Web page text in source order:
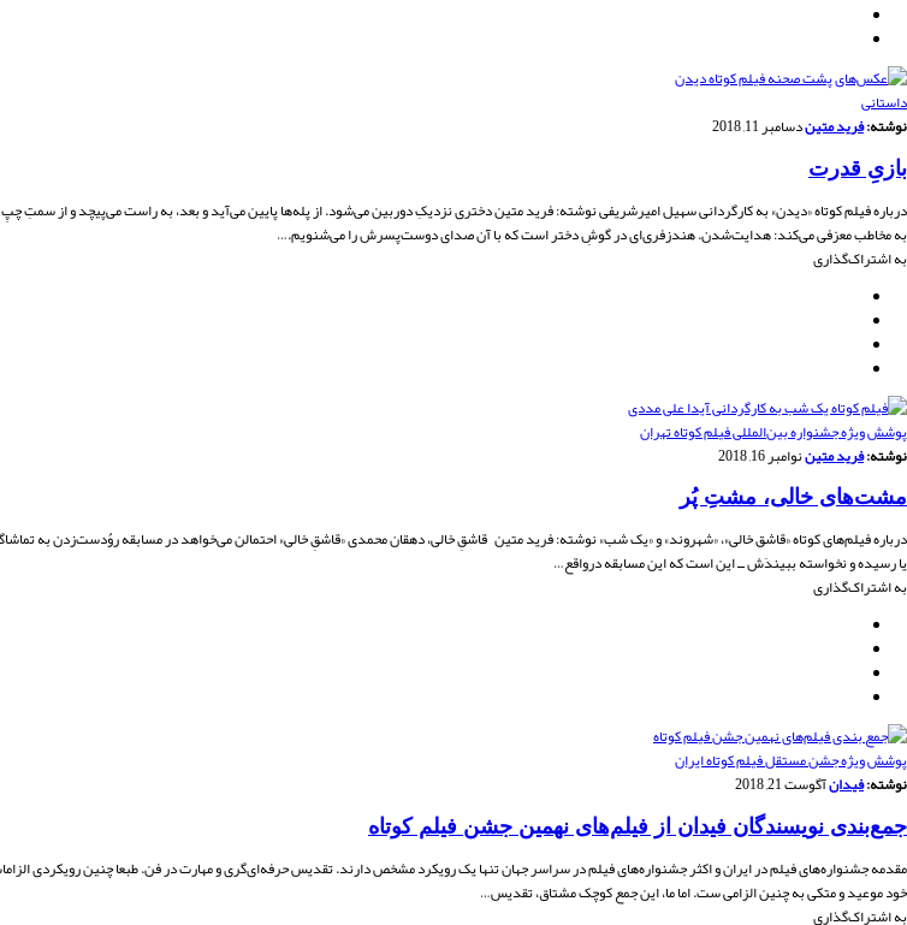
داستانی
نوشته:فرید متیندسامبر 11, 2018
بازیِ قدرت
درباره فیلم کوتاه «دیدن» به کارگردانی سهیل امیرشریفی نوشته: فرید متین دختری نزدیکِ دوربین می‌شود. از پله‌ها پایین می‌آید و بعد، به راست می‌پیچد و از
به مخاطب معرّفی می‌کند: هدایت‌شدن. هندزفری‌ای در گوشِ دختر است که با آن صدای دوست‌پسرش را می‌شنویم.…
به اشتراک‌گذاری
پوشش ویژه جشنواره بین‌المللی فیلم کوتاه تهران
نوشته:فرید متیننوامبر 16, 2018
مشت‌های خالی، مشتِ پُر
درباره فیلم‌های کوتاه «قاشق خالی»، «شهروند» و «یک شب» نوشته: فرید متین قاشقِ خالی، دهقان محمدی «قاشقِ خالی» احتمالن می‌خواهد در مسابقه روُدست‌زدن به
یا رسیده و نخواسته ببیندَش ــ این است که این مسابقه درواقع…
به اشتراک‌گذاری
پوشش ویژه جشن مستقل فیلم کوتاه ایران
نوشته:فیدانآگوست 21, 2018
جمع‌بندی نویسندگان فیدان از فیلم‌های نهمین جشن فیلم کوتاه
مقدمه جشنواره‌های فیلم در ایران و اکثر جشنواره‌های فیلم در سراسر جهان تنها یک رویکرد مشخص دارند. تقدیس حرفه‌ای‌گری و مهارت در فن. طبعا چنین رویکردی
خود موعید و متکی به چنین الزامی ست. اما ما، این جمع کوچک مشتاق، تقدیس…
به اشتراک‌گذاری